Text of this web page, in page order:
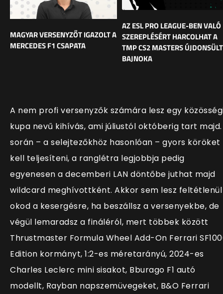
MAGYAR VERSENYZŐT IGAZOLT A
MERCEDES F1 CSAPATA
AZ ESL PRO LEAGUE-BEN VALÓ
SZEREPLÉSÉRT HARCOLHAT A
TMP CS2 MASTERS ÚJDONSÜLT
BAJNOKA
A nem profi versenyzők számára lesz egy
kupa nevű kihívás, ami júliustól októberig tart majd.
során – a selejtezőkhöz hasonlóan – gyors köröket
kell teljesíteni, a ranglétra legjobbja pedig
egyenesen a decemberi LAN döntőbe juthat majd
wildcard meghívottként. Akkor sem lesz feltétlenül
okod a kesergésre, ha beszállsz a versenyekbe, de
végül lemaradsz a fináléról, mert többek között
Thrustmaster Formula Wheel Add-On Ferrari
Edition kormányt, 1:2-es méretarányú, 2024-es
Charles Leclerc mini sisakot, Bburago F1 autó
modellt, Rayban napszemüvegeket, B&O Ferrari